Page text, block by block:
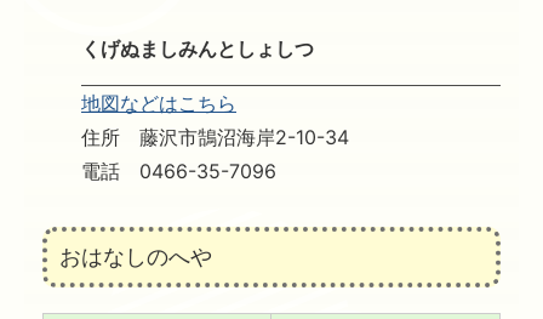
くげぬましみんとしょしつ
地図などはこちら
住所 藤沢市鵠沼海岸2-10-34
電話 0466-35-7096
おはなしのへや